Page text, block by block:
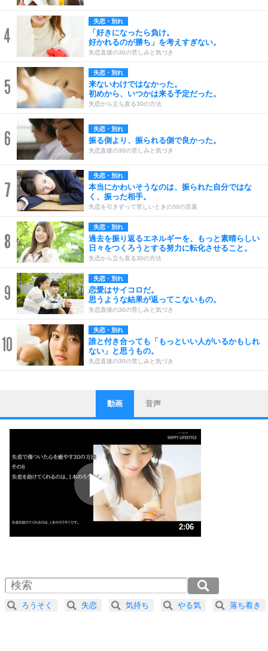
4
失恋・別れ
「好きになったら負け。
好かれるのが勝ち」を考えすぎない。
失恋直後の30の苦しみと気づき
5
失恋・別れ
来ないわけではなかった。
初めから、いつかは来る予定だった。
失恋から立ち直る30の方法
6 失恋・別れ
振る側より、振られる側で良かった。
失恋直後の30の苦しみと気づき
7
失恋・別れ
本当にかわいそうなのは、振られた自分ではな
く、振った相手。
失恋を引きずって苦しいときの30の言葉
8
失恋・別れ
過去を振り返るエネルギーを、もっと素晴らしい
日々をつくろうとする努力に転化させること。
失恋から立ち直る30の方法
9
失恋・別れ
恋愛はサイコロだ。
思うような結果が返ってこないもの。
失恋直後の30の苦しみと気づき
10
失恋・別れ
誰と付き合っても「もっといい人がいるかもしれ
ない」と思うもの。
失恋直後の30の苦しみと気づき
1
ストレス対策
他人と比べない。
いっそのこと、他人を見ない。
いらいらしない人になる30の方法
プラス思考
ポジティブになれない原因は、行動しないから。
ポジティブ思考になる30の方法
ストレス対策
人生、なんとかなるもの。
気楽に生きる30の方法
4 器の大きい人は、怒りを優しさで表現する。
プラス思考
動画 音声
2:06
2.0倍速 （248KB 1分3秒）
2.5倍速 （199KB 50秒）
3.0倍速 （166KB 42秒）
ろうそく 失恋 気持ち やる気 落ち着き